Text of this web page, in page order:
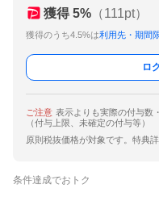
獲得 5% （111pt）
獲得のうち4.5%は利用先・期間
ロ
ご注意 表示よりも実際の付与数
（付与上限、未確定の付与等）
原則税抜価格が対象です。特典
条件達成でおトク